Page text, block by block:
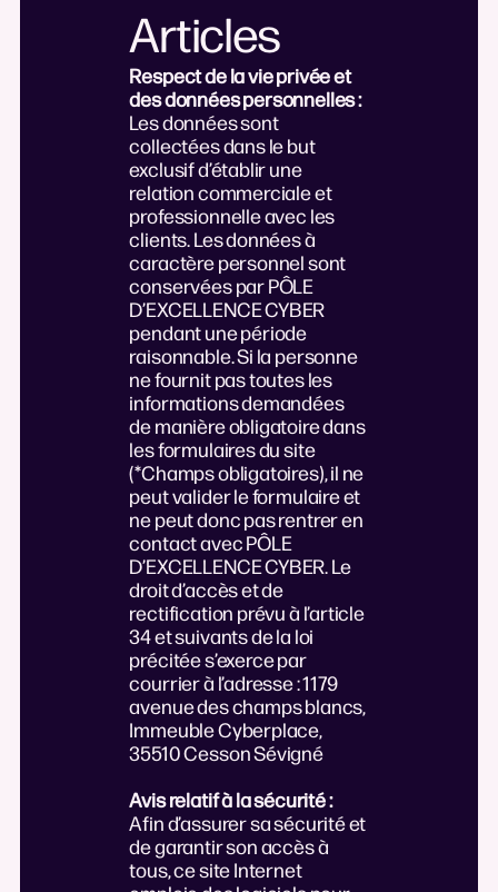
Articles
Respect de la vie privée et
des données personnelles :
Les données sont
collectées dans le but
exclusif d’établir une
relation commerciale et
professionnelle avec les
clients. Les données à
caractère personnel sont
conservées par PÔLE
D’EXCELLENCE CYBER
pendant une période
raisonnable. Si la personne
ne fournit pas toutes les
informations demandées
de manière obligatoire dans
les formulaires du site
(*Champs obligatoires), il ne
peut valider le formulaire et
ne peut donc pas rentrer en
contact avec PÔLE
D’EXCELLENCE CYBER. Le
droit d’accès et de
rectification prévu à l’article
34 et suivants de la loi
précitée s’exerce par
courrier à l’adresse : 1179
avenue des champs blancs,
Immeuble Cyberplace,
35510 Cesson Sévigné
Avis relatif à la sécurité :
Afin d’assurer sa sécurité et
de garantir son accès à
tous, ce site Internet